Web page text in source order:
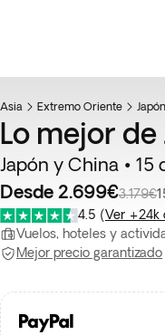
Asia Extremo Oriente Japón
Lo mejor de
Japón y China • 15
Desde 2.699€3.179€
4.5 (Ver +24k
Vuelos, hoteles y
Mejor precio garantizado